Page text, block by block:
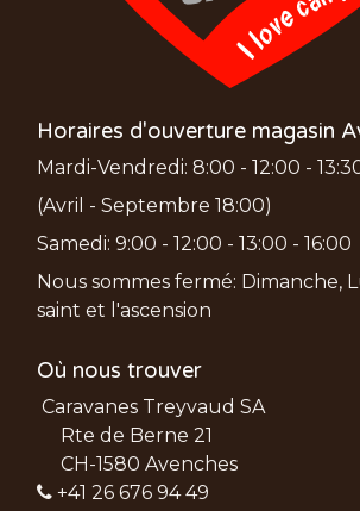
Horaires d'ouverture magasin
Mardi-Vendredi: 8:00 - 12:00 -
(Avril - Septembre 18:00)
Samedi: 9:00 - 12:00 - 13:00 - 16:00
Nous sommes fermé: Dimanche,
saint et l'ascension
Où nous trouver
Caravanes Treyvaud SA
Rte de Berne 21
CH-1580 Avenches
+41 26 676 94 49